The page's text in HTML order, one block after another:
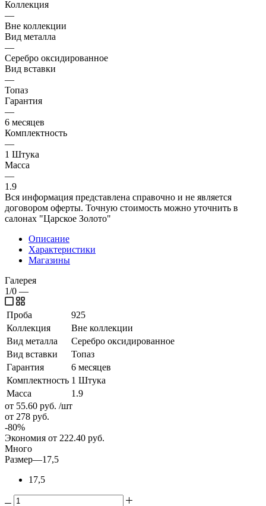
Коллекция
—
Вне коллекции
Вид металла
—
Серебро оксидированное
Вид вставки
—
Топаз
Гарантия
—
6 месяцев
Комплектность
—
1 Штука
Масса
—
1.9
Вся информация представлена справочно и не является
договором оферты. Точную стоимость можно уточнить в
салонах "Царское Золото"
Описание
Характеристики
Магазины
Галерея
1/0 —
Проба
925
Коллекция
Вне коллекции
Вид металла
Серебро оксидированное
Вид вставки
Топаз
Гарантия
6 месяцев
Комплектность 1 Штука
Масса
1.9
от 55.60 руб. /шт
от 278 руб.
-80%
Экономия от 222.40 руб.
Много
Размер—17,5
17,5